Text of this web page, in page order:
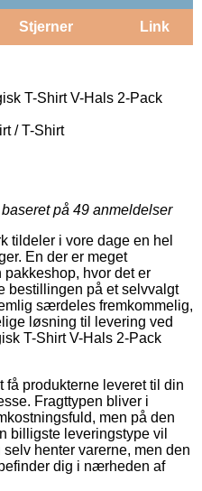
Stjerner Link
T-Shirt V-Hals 2-Pack
/ T-Shirt
på 49 anmeldelser
tildeler i vore dage en hel
En der er meget
hvor det er
bestillingen på et selvvalgt
særdeles fremkommelig,
løsning til levering ved
T-Shirt V-Hals 2-Pack
produkterne leveret til din
Fragttypen bliver i
men på den
billigste leveringstype vil
henter varerne, men den
dig i nærheden af